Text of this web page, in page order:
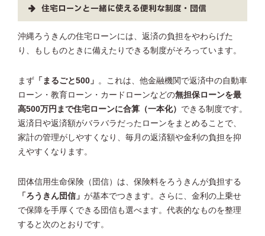
住宅ローンと一緒に使える便利な制度・団信
沖縄ろうきんの住宅ローンには、返済の負担をやわらげた
り、もしものときに備えたりできる制度がそろっています。
まず 「まるごと500」 。これは、他金融機関で返済中の自動車
ローン・教育ローン・カードローンなどの無担保ローンを最
高500万円まで住宅ローンに合算（一本化） できる制度です。
返済日や返済額がバラバラだったローンをまとめることで、
家計の管理がしやすくなり、毎月の返済額や金利の負担を抑
えやすくなります。
団体信用生命保険（団信）は、保険料をろうきんが負担する
「ろうきん団信」 が基本でつきます。さらに、金利の上乗せ
で保障を手厚くできる団信も選べます。代表的なものを整理
すると次のとおりです。